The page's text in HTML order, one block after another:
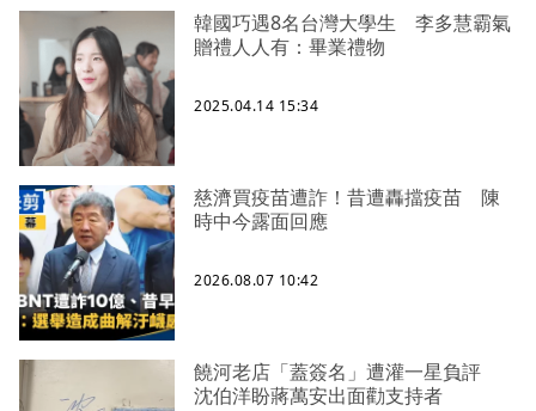
韓國巧遇8名台灣大學生 李多慧霸氣
贈禮人人有：畢業禮物
2025.04.14 15:34
慈濟買疫苗遭詐！昔遭轟擋疫苗 陳
時中今露面回應
2026.08.07 10:42
饒河老店「蓋簽名」遭灌一星負評
沈伯洋盼蔣萬安出面勸支持者